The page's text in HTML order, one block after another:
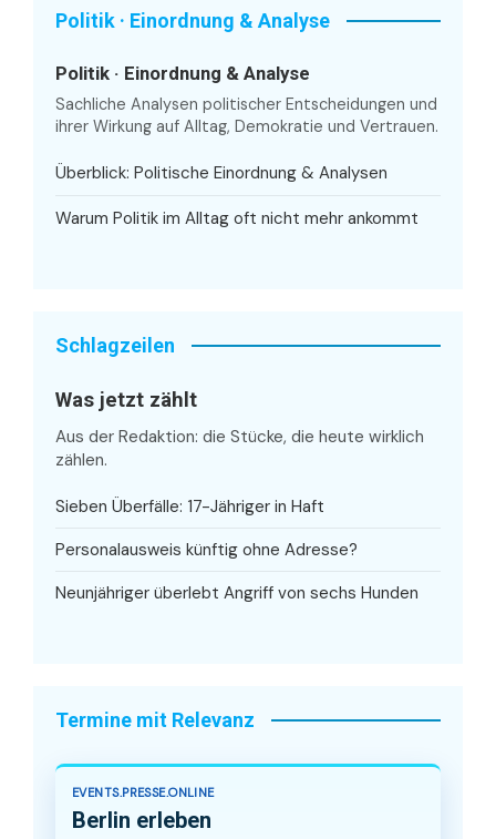
Politik · Einordnung & Analyse
Politik · Einordnung & Analyse
Sachliche Analysen politischer Entscheidungen und
ihrer Wirkung auf Alltag, Demokratie und Vertrauen.
Überblick: Politische Einordnung & Analysen
Warum Politik im Alltag oft nicht mehr ankommt
Schlagzeilen
Was jetzt zählt
Aus der Redaktion: die Stücke, die heute wirklich
zählen.
Sieben Überfälle: 17-Jähriger in Haft
Personalausweis künftig ohne Adresse?
Neunjähriger überlebt Angriff von sechs Hunden
Termine mit Relevanz
EVENTS.PRESSE.ONLINE
Berlin erleben